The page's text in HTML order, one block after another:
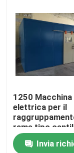
Video
Su di noi
Visita alla
Controllo della
Contattaci
1250 Macchina
elettrica per il
rame tipo
Cable Single
Bunching
Invia